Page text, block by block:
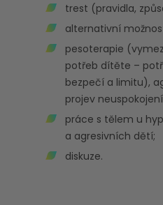
trest (pravidla,
alternativní
pesoterapie
potřeb dítěte –
bezpečí a limitu),
projev
práce s tělem u
a agresivních dětí;
diskuze.